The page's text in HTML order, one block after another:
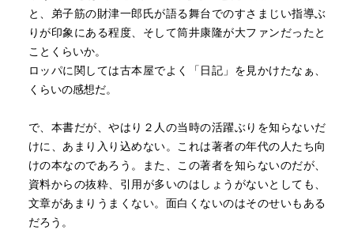
と、弟子筋の財津一郎氏が語る舞台でのすさまじい指導ぶ
りが印象にある程度、そして筒井康隆が大ファンだったと
ことくらいか。
ロッパに関しては古本屋でよく「日記」を見かけたなぁ、
くらいの感想だ。
で、本書だが、やはり２人の当時の活躍ぶりを知らないだ
けに、あまり入り込めない。これは著者の年代の人たち向
けの本なのであろう。また、この著者を知らないのだが、
資料からの抜粋、引用が多いのはしょうがないとしても、
文章があまりうまくない。面白くないのはそのせいもある
だろう。